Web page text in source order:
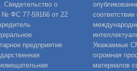
Свидетельство о
№ ФС 77-59166 от 22
предприятие
Уважаемые
огромная
материалов